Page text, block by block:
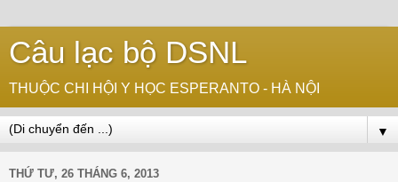
Câu lạc bộ DSNL
THUỘC CHI HỘI Y HỌC ESPERANTO - HÀ NỘI
▼
THỨ TƯ, 26 THÁNG 6, 2013